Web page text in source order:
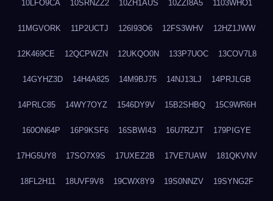
10LFO9CA 10SRNZZ2 10ZH1AUS 10ZZI8A5 1103WHO1
11MGVORK 11P2UCTJ 126I93O6 12FS3WHV 12HZ1JWW
12K469CE 12QCPWZN 12UKQO0N 133P7UOC 13COV7L8
14GYHZ3D 14H4A825 14M9BJ75 14NJ13LJ 14PRJLGB
14PRLC85 14WY7OYZ 1546DY9V 15B2SHBQ 15C9WR6H
160ON64P 16P9KSF6 16SBWI43 16U7RZJT 179PIGYE
17HG5UY8 17SO7X9S 17UXEZ2B 17VE7UAW 181QKVNV
18FL2H11 18UVF9V8 19CWX8Y9 19S0NNZV 19SYNG2F